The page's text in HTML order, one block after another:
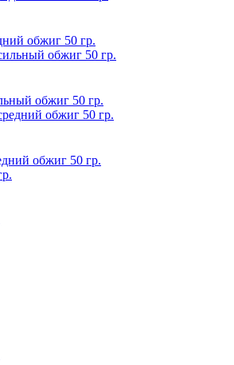
обжиг 50 гр.
обжиг 50 гр.
обжиг 50 гр.